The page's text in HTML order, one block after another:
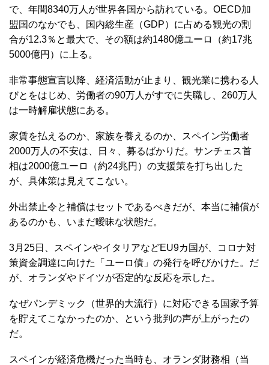
で、年間8340万人が世界各国から訪れている。OECD加
盟国のなかでも、国内総生産（GDP）に占める観光の割
合が12.3％と最大で、その額は約1480億ユーロ（約17兆
5000億円）に上る。
非常事態宣言以降、経済活動が止まり、観光業に携わる人
びとをはじめ、労働者の90万人がすでに失職し、260万人
は一時解雇状態にある。
家賃を払えるのか、家族を養えるのか、スペイン労働者
2000万人の不安は、日々、募るばかりだ。サンチェス首
相は2000億ユーロ（約24兆円）の支援策を打ち出した
が、具体策は見えてこない。
外出禁止令と補償はセットであるべきだが、本当に補償が
あるのかも、いまだ曖昧な状態だ。
3月25日、スペインやイタリアなどEU9カ国が、コロナ対
策資金調達に向けた「ユーロ債」の発行を呼びかけた。だ
が、オランダやドイツが否定的な反応を示した。
なぜパンデミック（世界的大流行）に対応できる国家予算
を貯えてこなかったのか、という批判の声が上がったの
だ。
スペインが経済危機だった当時も、オランダ財務相（当